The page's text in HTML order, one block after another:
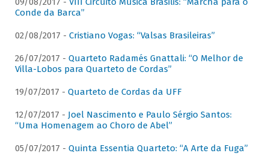
Conde da Barca”
02/08/2017 - Cristiano Vogas: “Valsas Brasileiras”
26/07/2017 - Quarteto Radamés Gnattali: “O Melhor de
Villa-Lobos para Quarteto de Cordas”
19/07/2017 - Quarteto de Cordas da UFF
12/07/2017 - Joel Nascimento e Paulo Sérgio Santos:
“Uma Homenagem ao Choro de Abel”
05/07/2017 - Quinta Essentia Quarteto: “A Arte da Fuga”